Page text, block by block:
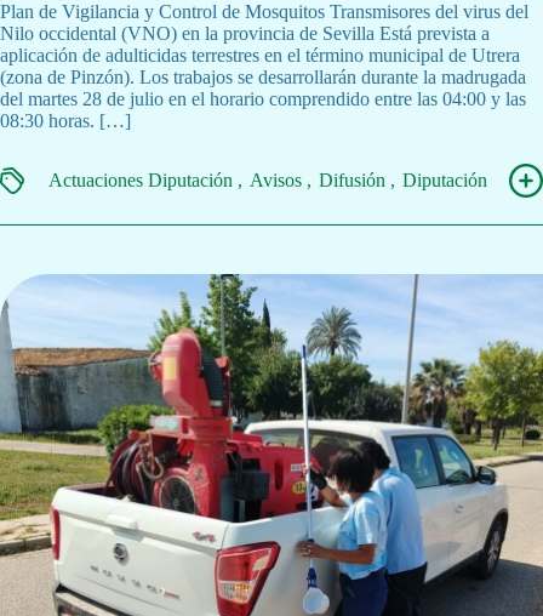
Plan de Vigilancia y Control de Mosquitos Transmisores del virus del
Nilo occidental (VNO) en la provincia de Sevilla Está prevista a
aplicación de adulticidas terrestres en el término municipal de Utrera
(zona de Pinzón). Los trabajos se desarrollarán durante la madrugada
del martes 28 de julio en el horario comprendido entre las 04:00 y las
08:30 horas. […]
Actuaciones Diputación Avisos Difusión Diputación